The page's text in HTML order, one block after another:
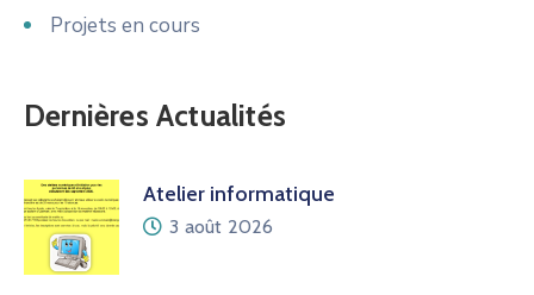
Projets en cours
Dernières Actualités
Atelier informatique
3 août 2026